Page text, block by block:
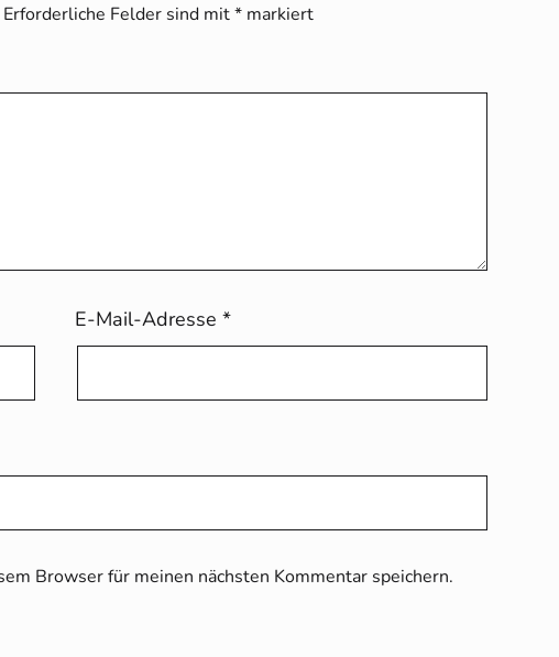
Erforderliche Felder sind mit* markiert
E-Mail-Adresse *
Browser für meinen nächsten Kommentar speichern.